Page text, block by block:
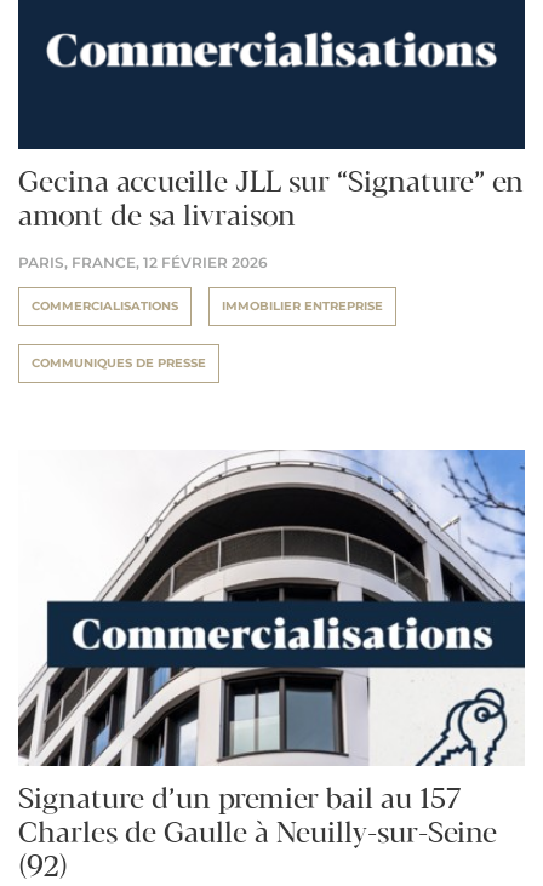
Gecina accueille JLL sur “Signature” en
amont de sa livraison
PARIS, FRANCE, 12 FÉVRIER 2026
COMMERCIALISATIONS IMMOBILIER ENTREPRISE
COMMUNIQUES DE PRESSE
Signature d’un premier bail au 157
Charles de Gaulle à Neuilly-sur-Seine
(92)